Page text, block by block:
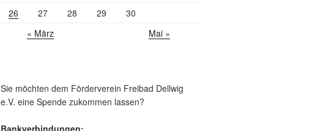
26
27 28 29
30
« März
Mai »
Sie möchten dem Förderverein Freibad Dellwig
e.V. eine Spende zukommen lassen?